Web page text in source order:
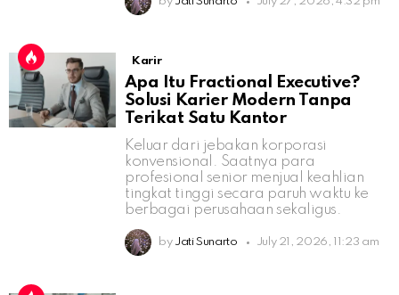
Karir
Apa Itu Fractional Executive?
Solusi Karier Modern Tanpa
Terikat Satu Kantor
Keluar dari jebakan korporasi
konvensional. Saatnya para
profesional senior menjual keahlian
tingkat tinggi secara paruh waktu ke
berbagai perusahaan sekaligus.
by Jati Sunarto July 21, 2026, 11:23 am